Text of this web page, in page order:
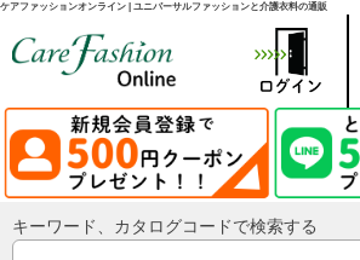
ケアファッションオンライン | ユニバーサルファッションと介護衣料の通販
キーワード、カタログコードで検索する